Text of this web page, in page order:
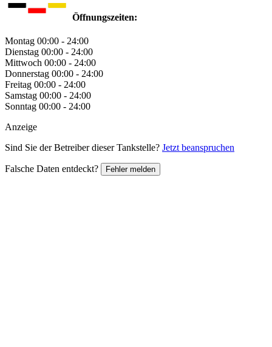
Öffnungszeiten:
Montag 00:00 - 24:00
Dienstag 00:00 - 24:00
Mittwoch 00:00 - 24:00
Donnerstag 00:00 - 24:00
Freitag 00:00 - 24:00
Samstag 00:00 - 24:00
Sonntag 00:00 - 24:00
Anzeige
Sind Sie der Betreiber dieser Tankstelle? Jetzt beanspruchen
Falsche Daten entdeckt? Fehler melden